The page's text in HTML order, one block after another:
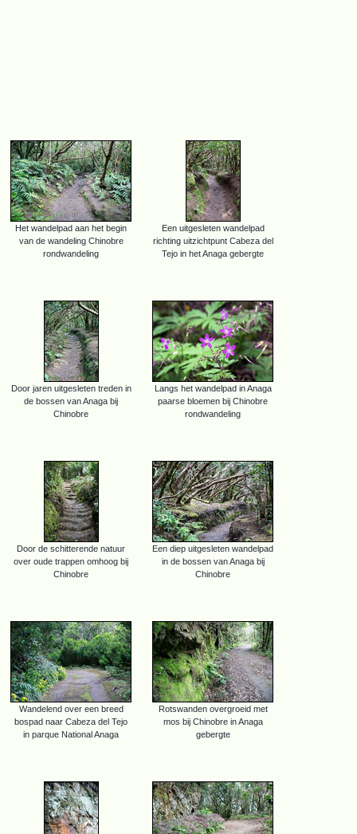
Het wandelpad aan het begin
van de wandeling Chinobre
rondwandeling
Een uitgesleten wandelpad
richting uitzichtpunt Cabeza del
Tejo in het Anaga gebergte
Door jaren uitgesleten treden in
de bossen van Anaga bij
Chinobre
Langs het wandelpad in Anaga
paarse bloemen bij Chinobre
rondwandeling
Door de schitterende natuur
over oude trappen omhoog bij
Chinobre
Een diep uitgesleten wandelpad
in de bossen van Anaga bij
Chinobre
Wandelend over een breed
bospad naar Cabeza del Tejo
in parque National Anaga
Rotswanden overgroeid met
mos bij Chinobre in Anaga
gebergte